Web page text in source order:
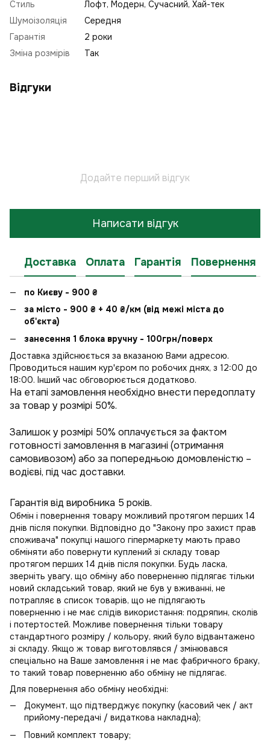
Стиль Лофт, Модерн, Сучасний, Хай-тек
Шумоізоляція
Середня
Гарантія
2 роки
Зміна розмірів
Так
Відгуки
Додайте перший відгук
Написати відгук
Доставка Оплата Гарантія Повернення
по Києву - 900 ₴
за місто - 900 ₴ + 40 ₴/км (від межі міста до
об'єкта)
занесення 1 блока вручну - 100грн/поверх
Доставка здійснюється за вказаною Вами адресою.
Проводиться нашим кур'єром по робочих днях, з 12:00 до
18:00. Інший час обговорюється додатково.
На етапі замовлення необхідно внести передоплату
за товар у розмірі 50%.
Залишок у розмірі 50% оплачується за фактом
готовності замовлення в магазині (отримання
самовивозом) або за попередньою домовленістю –
водієві, під час доставки.
Гарантія від виробника 5 років.
Обмін і повернення товару можливий протягом перших 14
днів після покупки. Відповідно до "Закону про захист прав
споживача" покупці нашого гіпермаркету мають право
обміняти або повернути куплений зі складу товар
протягом перших 14 днів після покупки. Будь ласка,
зверніть увагу, що обміну або поверненню підлягає тільки
новий складський товар, який не був у вживанні, не
потрапляє в список товарів, що не підлягають
поверненню і не має слідів використання: подряпин, сколів
і потертостей. Можливе повернення тільки товару
стандартного розміру / кольору, який було відвантажено
зі складу. Якщо ж товар виготовлявся / змінювався
спеціально на Ваше замовлення і не має фабричного браку,
то такий товар поверненню або обміну не підлягає.
Для повернення або обміну необхідні:
Документ, що підтверджує покупку (касовий чек / акт
прийому-передачі / видаткова накладна);
Повний комплект товару;